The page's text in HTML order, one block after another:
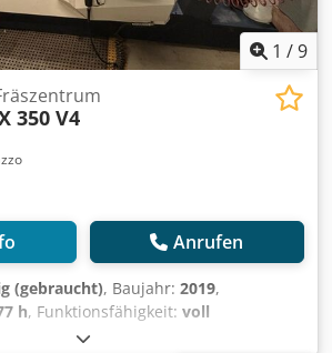
1 /9
350 V4
Anrufen
(gebraucht), Baujahr: 2019,
h, Funktionsfähigkeit: voll
540 mm